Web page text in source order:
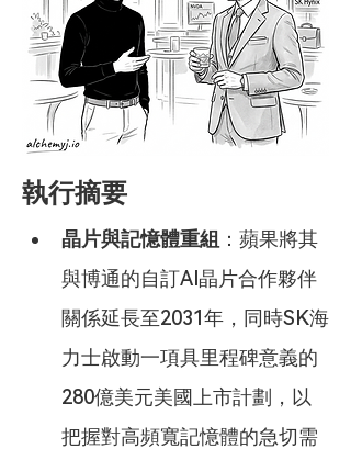
執行摘要
晶片與記憶體重組 ：蘋果將其
與博通的自訂AI晶片合作夥伴
關係延長至2031年，同時SK海
力士啟動一項具里程碑意義的
280億美元美國上市計劃，以
把握對高頻寬記憶體的急切需